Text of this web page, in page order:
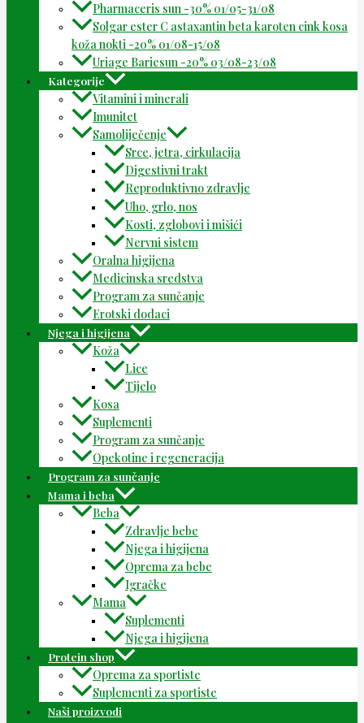
Pharmaceris sun -30% 01/05-31/08
Solgar ester C astaxantin beta karoten cink kosa
koža nokti -20% 01/08-15/08
Uriage Bariesun -20% 03/08-23/08
Kategorije
Vitamini i minerali
Imunitet
Samoliječenje
Srce, jetra, cirkulacija
Digestivni trakt
Reproduktivno zdravlje
Uho, grlo, nos
Kosti, zglobovi i mišići
Nervni sistem
Oralna higijena
Medicinska sredstva
Program za sunčanje
Erotski dodaci
Njega i higijena
Koža
Lice
Tijelo
Kosa
Suplementi
Program za sunčanje
Opekotine i regeneracija
Program za sunčanje
Mama i beba
Beba
Zdravlje bebe
Njega i higijena
Oprema za bebe
Igračke
Mama
Suplementi
Njega i higijena
Protein shop
Oprema za sportiste
Suplementi za sportiste
Naši proizvodi